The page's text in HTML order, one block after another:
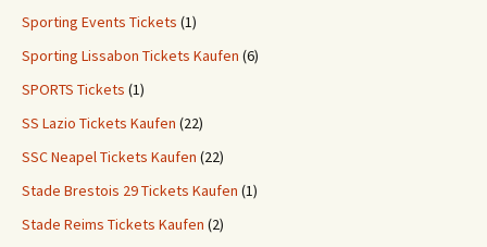
Sporting Events Tickets (1)
Sporting Lissabon Tickets Kaufen (6)
SPORTS Tickets (1)
SS Lazio Tickets Kaufen (22)
SSC Neapel Tickets Kaufen (22)
Stade Brestois 29 Tickets Kaufen (1)
Stade Reims Tickets Kaufen (2)